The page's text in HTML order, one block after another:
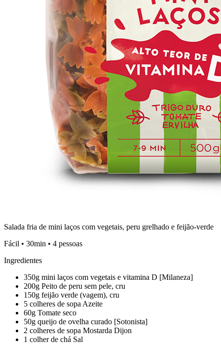
Salada fria de mini laços com vegetais, peru grelhado e feijão-verde
Fácil • 30min • 4 pessoas
Ingredientes
350g mini laços com vegetais e vitamina D [Milaneza]
200g Peito de peru sem pele, cru
150g feijão verde (vagem), cru
5 colheres de sopa Azeite
60g Tomate seco
50g queijo de ovelha curado [Sotonista]
2 colheres de sopa Mostarda Dijon
1 colher de chá Sal